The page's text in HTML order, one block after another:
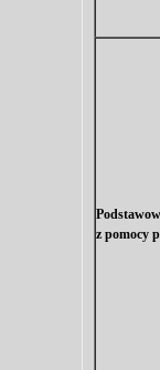
z pomocy